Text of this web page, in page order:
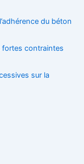
du béton
contraintes
sur la